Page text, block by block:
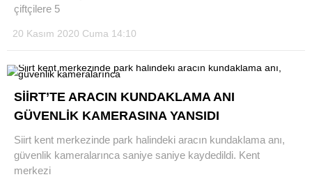
çiftçilere 5
20 Kasım 2020 Cuma 14:10
SİİRT’TE ARACIN KUNDAKLAMA ANI
GÜVENLİK KAMERASINA YANSIDI
Siirt kent merkezinde park halindeki aracın kundaklama anı,
güvenlik kameralarınca saniye saniye kaydedildi. Kent
merkezi